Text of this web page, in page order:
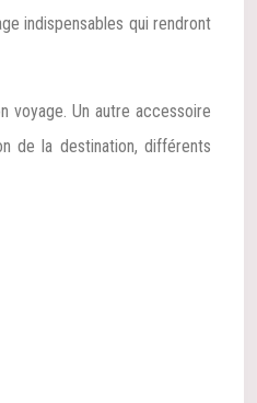
indispensables qui rendront
voyage. Un autre accessoire
de la destination, différents